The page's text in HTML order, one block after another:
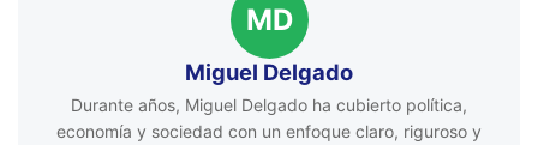
MD
Miguel Delgado
Durante años, Miguel Delgado ha cubierto política,
economía y sociedad con un enfoque claro, riguroso y